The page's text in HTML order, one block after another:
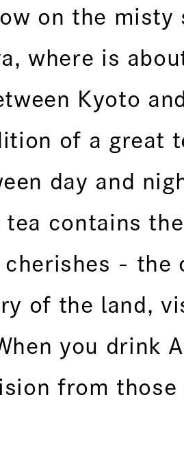
on the misty
where is
Kyoto
of a great
day and
tea contains
cherishes -
of the land,
you drink
from those